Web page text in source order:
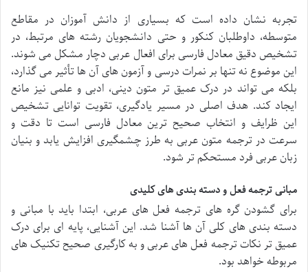
تجربه نشان داده است که بسیاری از دانش آموزان در مقاطع
متوسطه، داوطلبان کنکور و حتی دانشجویان رشته های مرتبط، در
تشخیص دقیق معادل فارسی برای افعال عربی دچار مشکل می شوند.
این موضوع نه تنها بر نمرات درسی و آزمون های آن ها تأثیر می گذارد،
بلکه می تواند در درک عمیق تر متون دینی، ادبی و علمی نیز مانع
ایجاد کند. هدف اصلی در مسیر یادگیری، تقویت توانایی تشخیص
این ظرایف و انتخاب صحیح ترین معادل فارسی است تا دقت و
سرعت در ترجمه متون عربی به طرز چشمگیری افزایش یابد و بنیان
زبان عربی فرد مستحکم تر شود.
مبانی ترجمه فعل و دسته بندی های کلیدی
برای گشودن گره های ترجمه فعل های عربی، ابتدا باید با مبانی و
دسته بندی های کلی آن ها آشنا شد. این آشنایی، پایه ای برای درک
عمیق تر نکات ترجمه فعل های عربی و به کارگیری صحیح تکنیک های
مربوطه خواهد بود.